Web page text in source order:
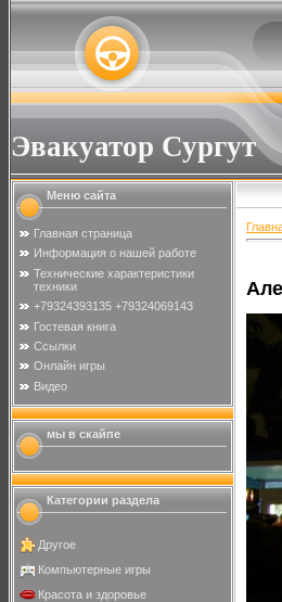
Эвакуатор Сургут
Меню сайта
Главная страница
Информация о нашей работе
Технические характеристики
техники
+79324393135 +79324069143
Гостевая книга
Ссылки
Онлайн игры
Видео
мы в скайпе
Категории раздела
Другое
Компьютерные игры
Красота и здоровье